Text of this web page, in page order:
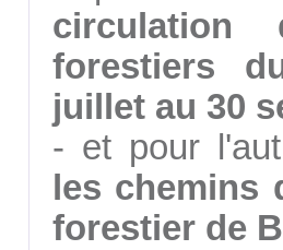
circulation
forestiers
juillet au 30
- et pour
les chemins
forestier de